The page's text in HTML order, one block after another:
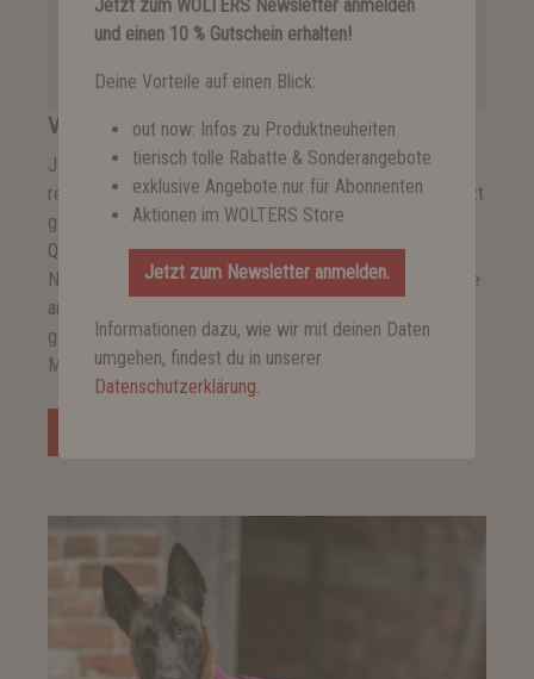
WOLTERS meets RUKKA
Januar 2025: Hundeeltern aufgepasst! Die beliebten und
renommierten Marken WOLTERS und RUKKA machen jetzt
gemeinsame Sache! Kenner wissen: Beide stehen für
Qualität, Funktionalität, elegantes Design und
Nachhaltigkeit. Nun bieten sie auch gemeinsame Produkte
an, die Herrchen und Frauchen den Alltag mit ihrem
geliebten Vierbeiner erleichtern und die gemeinsamen
Momente noch schöner machen.
Jetzt zum WOLTERS Newsletter anmelden
und einen 10 % Gutschein erhalten!
Deine Vorteile auf einen Blick:
out now: Infos zu Produktneuheiten
tierisch tolle Rabatte & Sonderangebote
exklusive Angebote nur für Abonnenten
Aktionen im WOLTERS Store
Jetzt zum Newsletter anmelden.
Informationen dazu, wie wir mit deinen Daten
umgehen, findest du in unserer
Datenschutzerklärung.